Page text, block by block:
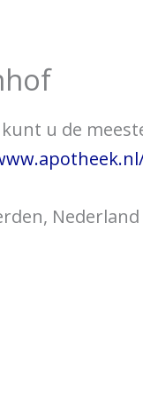
u de
Nederland